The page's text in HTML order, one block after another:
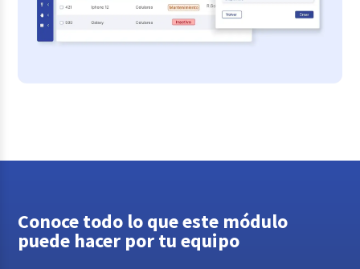
Conoce todo lo que este módulo
puede hacer por tu equipo